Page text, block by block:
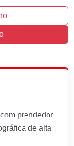
prendedor
de alta